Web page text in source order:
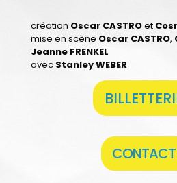
création Oscar CASTROet
mise en scène Oscar CASTRO,
Jeanne FRENKEL
avecStanley WEBER
CONTACT